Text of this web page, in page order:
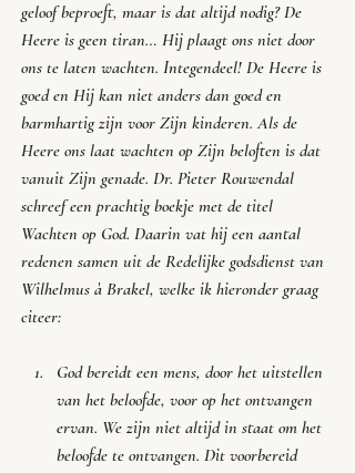
geloof beproeft, maar is dat altijd nodig? De
Heere is geen tiran… Hij plaagt ons niet door
ons te laten wachten. Integendeel! De Heere is
goed en Hij kan niet anders dan goed en
barmhartig zijn voor Zijn kinderen. Als de
Heere ons laat wachten op Zijn beloften is dat
vanuit Zijn genade. Dr. Pieter Rouwendal
schreef een prachtig boekje met de titel
Wachten op God. Daarin vat hij een aantal
redenen samen uit de Redelijke godsdienst van
Wilhelmus à Brakel, welke ik hieronder graag
citeer:
God bereidt een mens, door het uitstellen
van het beloofde, voor op het ontvangen
ervan. We zijn niet altijd in staat om het
beloofde te ontvangen. Dit voorbereid